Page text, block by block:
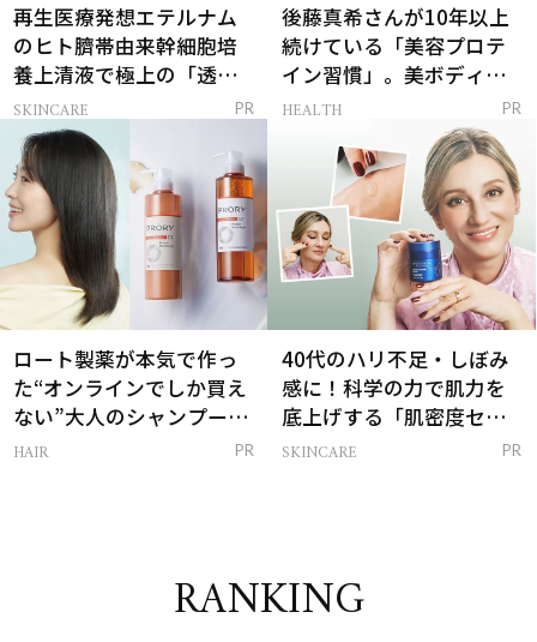
再生医療発想エテルナム
のヒト臍帯由来幹細胞培
養上清液で極上の「透明
感ハリ肌」へ
SKINCARE PR
後藤真希さんが10年以上
続けている「美容プロテ
イン習慣」。美ボディを
支える朝ルーティンと
HEALTH PR
ロート製薬が本気で作っ
た“オンラインでしか買え
ない”大人のシャンプー＆
トリートメントって？
HAIR PR
40代のハリ不足・しぼみ
感に！科学の力で肌力を
底上げする「肌密度セラ
ム」
SKINCARE PR
RANKING